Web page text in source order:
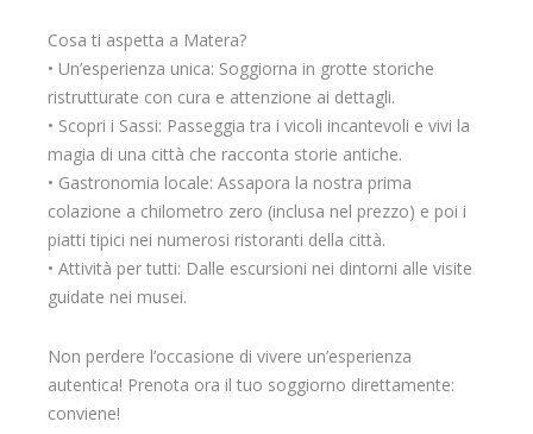
Cosa ti aspetta a Matera?
• Un’esperienza unica: Soggiorna in grotte storiche
ristrutturate con cura e attenzione ai dettagli.
• Scopri i Sassi: Passeggia tra i vicoli incantevoli e vivi la
magia di una città che racconta storie antiche.
• Gastronomia locale: Assapora la nostra prima
colazione a chilometro zero (inclusa nel prezzo) e poi i
piatti tipici nei numerosi ristoranti della città.
• Attività per tutti: Dalle escursioni nei dintorni alle visite
guidate nei musei.
Non perdere l’occasione di vivere un’esperienza
autentica! Prenota ora il tuo soggiorno direttamente:
conviene!